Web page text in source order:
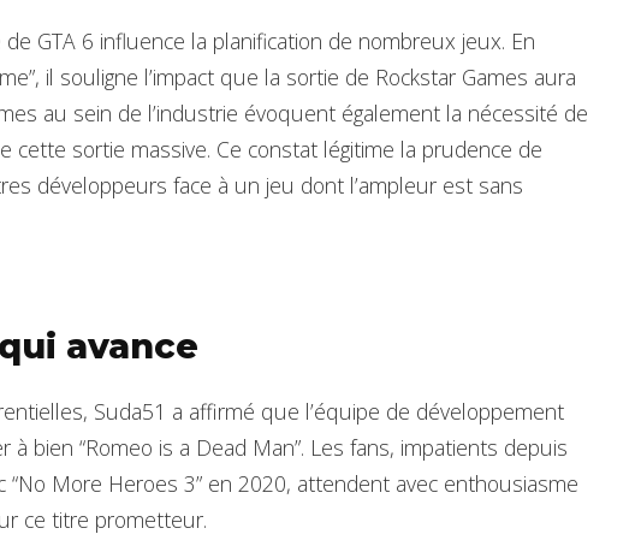
GTA 6 influence la planification de nombreux jeux. En
il souligne l’impact que la sortie de Rockstar Games aura
au sein de l’industrie évoquent également la nécessité de
cette sortie massive. Ce constat légitime la prudence de
développeurs face à un jeu dont l’ampleur est sans
avance
Suda51 a affirmé que l’équipe de développement
à bien “Romeo is a Dead Man”. Les fans, impatients depuis
More Heroes 3” en 2020, attendent avec enthousiasme
ce titre prometteur.